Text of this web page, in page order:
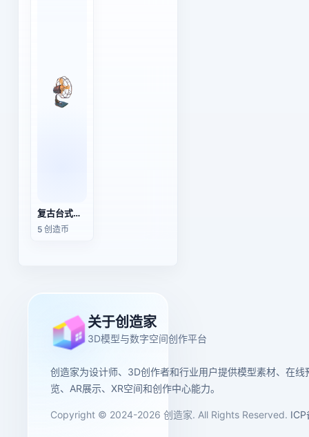
复古台式电风扇
5 创造币
关于创造家
3D模型与数字空间创作平台
创造家为设计师、3D创作者和行业用户提供模型素材、在线
览、AR展示、XR空间和创作中心能力。
Copyright © 2024-2026 创造家. All Rights Reserved. ICP